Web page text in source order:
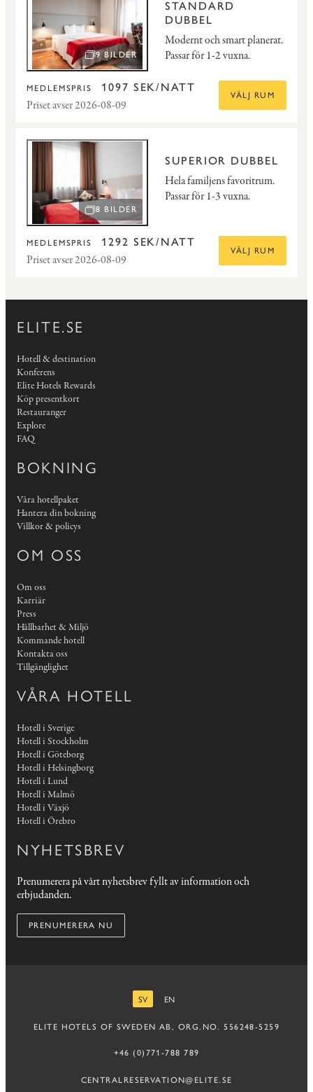
ÖPPNA BILDSPEL
9 BILDER
STANDARD
DUBBEL
Modernt och smart planerat.
Passar för 1-2 vuxna.
MEDLEMSPRIS 1097 SEK/NATT
Priset avser 2026-08-09
VÄLJ RUM
ÖPPNA BILDSPEL
8 BILDER
SUPERIOR DUBBEL
Hela familjens favoritrum.
Passar för 1-3 vuxna.
MEDLEMSPRIS 1292 SEK/NATT
Priset avser 2026-08-09
VÄLJ RUM
ELITE.SE
Hotell & destination
Konferens
Elite Hotels Rewards
Köp presentkort
Restauranger
Explore
FAQ
BOKNING
Våra hotellpaket
Hantera din bokning
Villkor & policys
OM OSS
Om oss
Karriär
Press
Hållbarhet & Miljö
Kommande hotell
Kontakta oss
Tillgänglighet
VÅRA HOTELL
Hotell i Sverige
Hotell i Stockholm
Hotell i Göteborg
Hotell i Helsingborg
Hotell i Lund
Hotell i Malmö
Hotell i Växjö
Hotell i Örebro
NYHETSBREV
Prenumerera på vårt nyhetsbrev fyllt av information och
erbjudanden.
PRENUMERERA NU
SV
EN
ELITE HOTELS OF SWEDEN AB, ORG.NO. 556248-5259
+46 (0)771-788 789
CENTRALRESERVATION@ELITE.SE